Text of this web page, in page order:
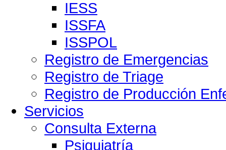
IESS
ISSFA
ISSPOL
Registro de Emergencias
Registro de Triage
Registro de Producción
Servicios
Consulta Externa
Psiquiatría